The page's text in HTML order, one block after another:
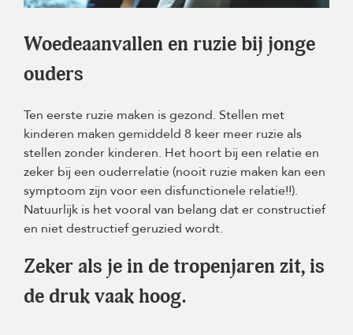
Woedeaanvallen en ruzie bij jonge
ouders
Ten eerste ruzie maken is gezond. Stellen met
kinderen maken gemiddeld 8 keer meer ruzie als
stellen zonder kinderen. Het hoort bij een relatie en
zeker bij een ouderrelatie (nooit ruzie maken kan een
symptoom zijn voor een disfunctionele relatie!!).
Natuurlijk is het vooral van belang dat er constructief
en niet destructief geruzied wordt.
Zeker als je in de tropenjaren zit, is
de druk vaak hoog.